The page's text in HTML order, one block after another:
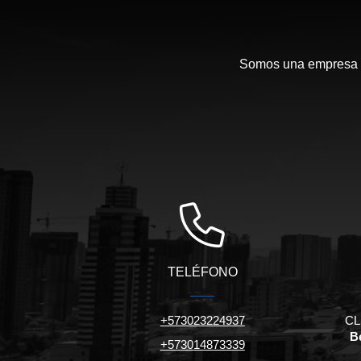
Somos una
TELÉFONO
+573023224937
+573014873339